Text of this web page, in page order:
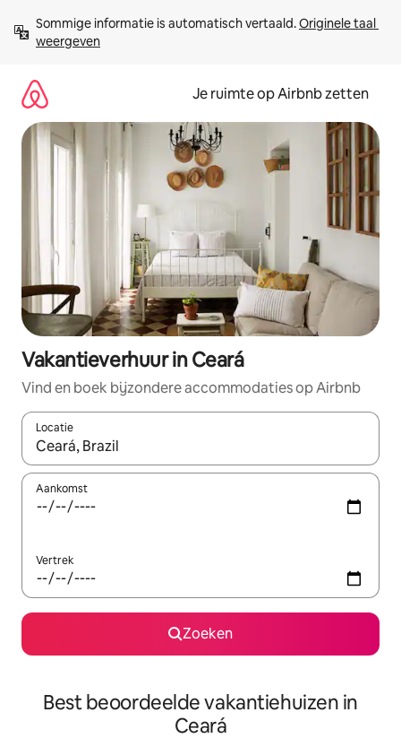
direct
naar
Sommige informatie is automatisch vertaald. Originele taal
weergeven
Je ruimte op Airbnb zetten
Vakantieverhuur in Ceará
Vind en boek bijzondere accommodaties op Airbnb
Locatie
Wanneer er suggesties beschikbaar zijn, maak je een keuze
Aankomst
Vertrek
Zoeken
Best beoordeelde vakantiehuizen in
Ceará